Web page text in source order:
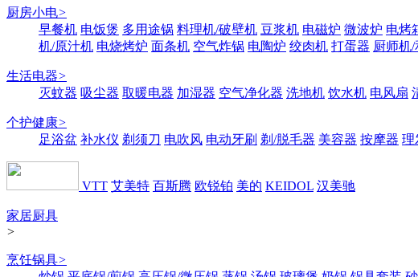
厨房小电>
早餐机 电饭煲 多用途锅 料理机/破壁机 豆浆机 电磁炉 微波炉 电烤
机/原汁机 电烧烤炉 面条机 空气炸锅 电陶炉 绞肉机 打蛋器 厨师机
生活电器>
灭蚊器 吸尘器 取暖电器 加湿器 空气净化器 洗地机 饮水机 电风扇
个护健康>
足浴盆 补水仪 剃须刀 电吹风 电动牙刷 剃/脱毛器 美容器 按摩器 理
VTT 艾美特 百斯腾 欧锐铂 美的 KEIDOL 汉美驰
家居厨具
>
烹饪锅具>